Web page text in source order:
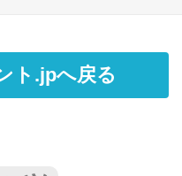
ト.jpへ戻る